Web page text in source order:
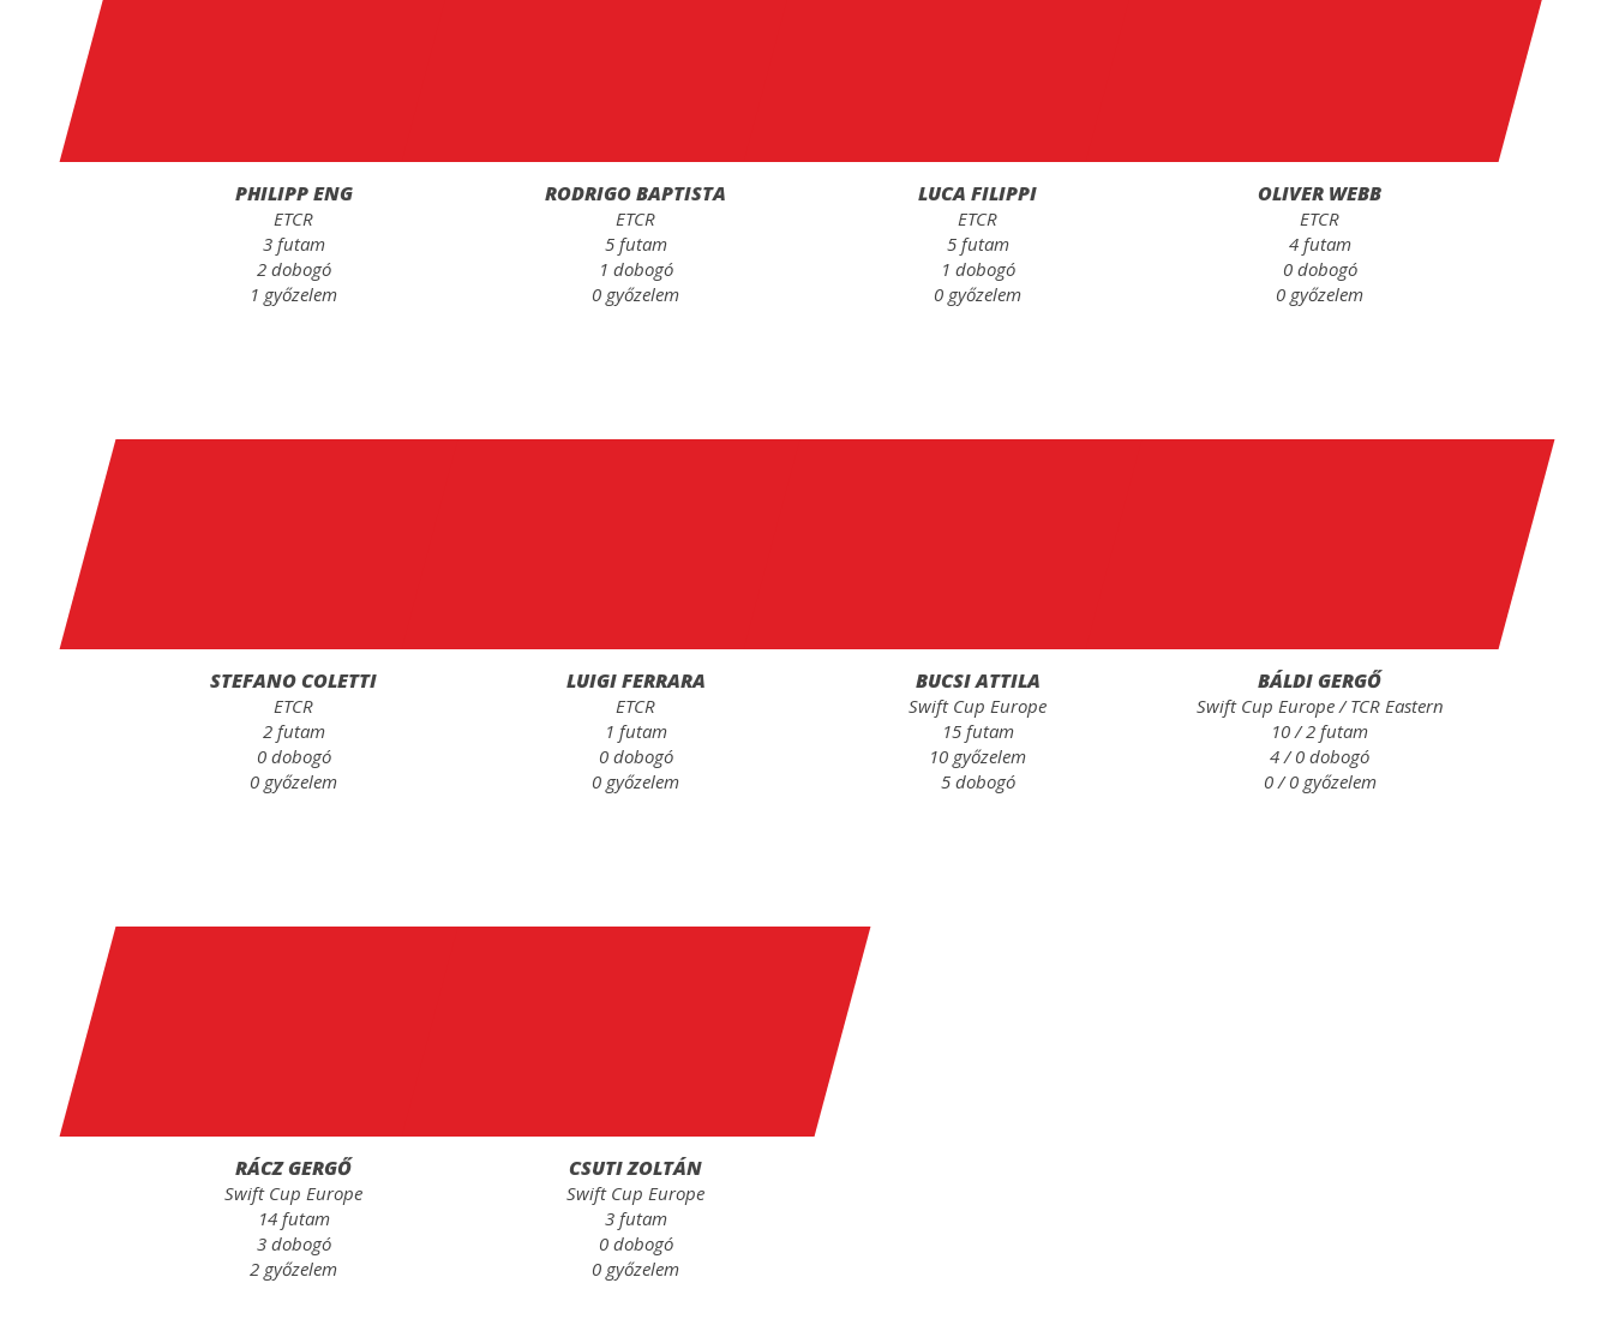
PHILIPP ENG
ETCR
3 futam
2 dobogó
1 győzelem
RODRIGO BAPTISTA
ETCR
5 futam
1 dobogó
0 győzelem
LUCA FILIPPI
ETCR
5 futam
1 dobogó
0 győzelem
OLIVER WEBB
ETCR
4 futam
0 dobogó
0 győzelem
STEFANO COLETTI
ETCR
2 futam
0 dobogó
0 győzelem
LUIGI FERRARA
ETCR
1 futam
0 dobogó
0 győzelem
BUCSI ATTILA
Swift Cup Europe
15 futam
10 győzelem
5 dobogó
BÁLDI GERGŐ
Swift Cup Europe / TCR Eastern
10 / 2 futam
4 / 0 dobogó
0 / 0 győzelem
RÁCZ GERGŐ
Swift Cup Europe
14 futam
3 dobogó
2 győzelem
CSUTI ZOLTÁN
Swift Cup Europe
3 futam
0 dobogó
0 győzelem